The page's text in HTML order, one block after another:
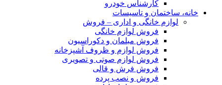
کارشناس خودرو
خانه، ساختمان و تاسیسات
لوازم خانگی و اداری – فروش
فروش لوازم خانگی
فروش مبلمان و دکوراسیون
فروش لوازم و ظروف آشپزخانه
فروش لوازم صوتی و تصویری
فروش فرش و قالی
فروش و نصب پرده